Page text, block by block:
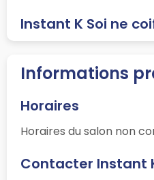
Instant K Soi ne
Informations
Horaires
Horaires du salon non
Contacter Instant